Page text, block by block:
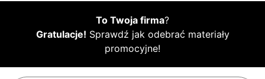
To Twoja firma?
Gratulacje! Sprawdź jak odebrać materiały
promocyjne!